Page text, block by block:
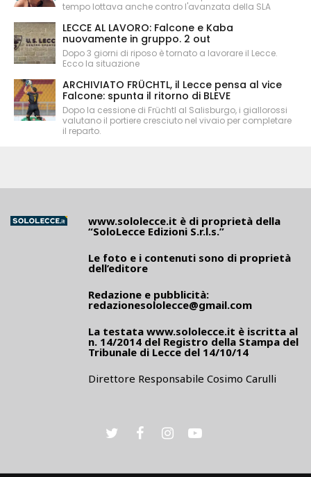
tempo lottava anche contro l'avanzata della SLA
LECCE AL LAVORO: Falcone e Kaba
nuovamente in gruppo. 2 out
Dopo 3 giorni di riposo è tornato a lavorare il Lecce.
Ecco la situazione
ARCHIVIATO FRÜCHTL, il Lecce pensa al vice
Falcone: spunta il ritorno di BLEVE
Dopo la cessione di Früchtl al Salisburgo, i giallorossi
valutano il portiere cresciuto nel vivaio per completare
il reparto.
www.sololecce.it è di proprietà della
“SoloLecce Edizioni S.r.l.s.”
Le foto e i contenuti sono di proprietà
dell’editore
Redazione e pubblicità:
redazionesololecce@gmail.com
La testata www.sololecce.it è iscritta al
n. 14/2014 del Registro della Stampa del
Tribunale di Lecce del 14/10/14
Direttore Responsabile Cosimo Carulli